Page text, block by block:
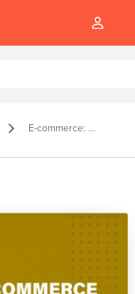
E-commerce: o avanço tecnológico e as relações consumidor-fornecedor – Capa dura